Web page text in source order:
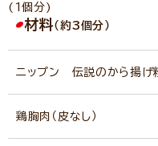
(1個分)
材料（約3個分）
ニップン 伝説のから揚げ
鶏胸肉（皮なし）